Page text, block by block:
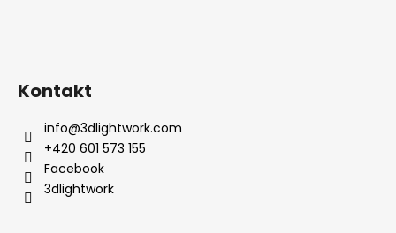
Kontakt
info@3dlightwork.com
+420 601 573 155
Facebook
3dlightwork